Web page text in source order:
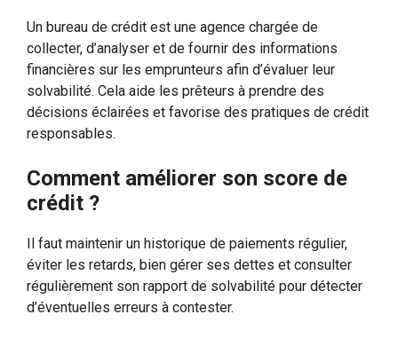
Un bureau de crédit est une agence chargée de
collecter, d’analyser et de fournir des informations
financières sur les emprunteurs afin d’évaluer leur
solvabilité. Cela aide les prêteurs à prendre des
décisions éclairées et favorise des pratiques de crédit
responsables.
Comment améliorer son score de
crédit ?
Il faut maintenir un historique de paiements régulier,
éviter les retards, bien gérer ses dettes et consulter
régulièrement son rapport de solvabilité pour détecter
d’éventuelles erreurs à contester.